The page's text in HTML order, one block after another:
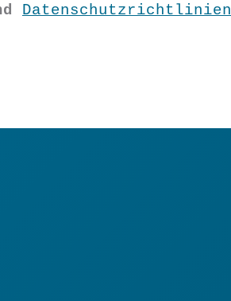
Datenschutzrichtlinien